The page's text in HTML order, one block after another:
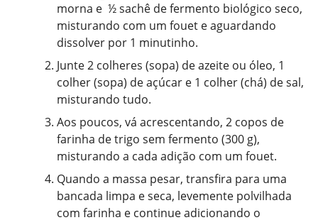
morna e ½ sachê de fermento biológico seco,
misturando com um fouet e aguardando
dissolver por 1 minutinho.
Junte 2 colheres (sopa) de azeite ou óleo, 1
colher (sopa) de açúcar e 1 colher (chá) de sal,
misturando tudo.
Aos poucos, vá acrescentando, 2 copos de
farinha de trigo sem fermento (300 g),
misturando a cada adição com um fouet.
Quando a massa pesar, transfira para uma
bancada limpa e seca, levemente polvilhada
com farinha e continue adicionando o